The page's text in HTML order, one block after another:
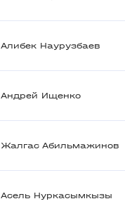
Алибек Наурузбаев
Андрей Ищенко
Жалгас Абильмажинов
Асель Нуркасымкызы